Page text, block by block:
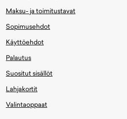
Maksu- ja toimitustavat
Sopimusehdot
Käyttöehdot
Palautus
Suositut sisällöt
Lahjakortit
Valintaoppaat